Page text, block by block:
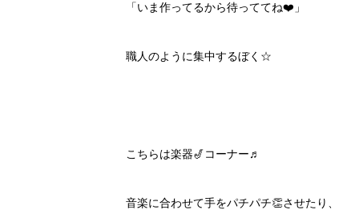
「いま作ってるから待っててね❤️」
職人のように集中するぼく☆
こちらは楽器🎷コーナー♬
音楽に合わせて手をパチパチ👏させたり、